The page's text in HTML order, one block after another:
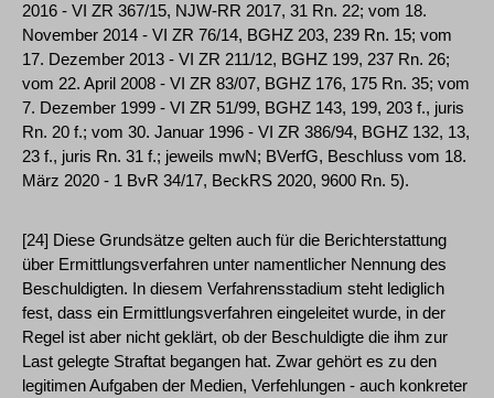
2016 - VI ZR 367/15, NJW-RR 2017, 31 Rn. 22; vom 18.
November 2014 - VI ZR 76/14, BGHZ 203, 239 Rn. 15; vom
17. Dezember 2013 - VI ZR 211/12, BGHZ 199, 237 Rn. 26;
vom 22. April 2008 - VI ZR 83/07, BGHZ 176, 175 Rn. 35; vom
7. Dezember 1999 - VI ZR 51/99, BGHZ 143, 199, 203 f., juris
Rn. 20 f.; vom 30. Januar 1996 - VI ZR 386/94, BGHZ 132, 13,
23 f., juris Rn. 31 f.; jeweils mwN; BVerfG, Beschluss vom 18.
März 2020 - 1 BvR 34/17, BeckRS 2020, 9600 Rn. 5).
[24] Diese Grundsätze gelten auch für die Berichterstattung
über Ermittlungsverfahren unter namentlicher Nennung des
Beschuldigten. In diesem Verfahrensstadium steht lediglich
fest, dass ein Ermittlungsverfahren eingeleitet wurde, in der
Regel ist aber nicht geklärt, ob der Beschuldigte die ihm zur
Last gelegte Straftat begangen hat. Zwar gehört es zu den
legitimen Aufgaben der Medien, Verfehlungen - auch konkreter